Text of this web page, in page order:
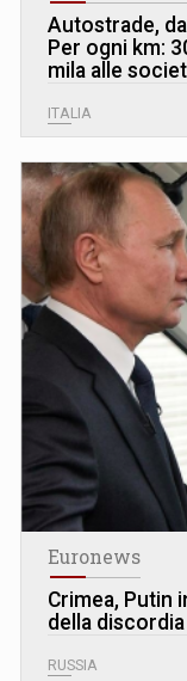
Autostrade,
Per ogni km:
mila alle
ITALIA
Euronews
Crimea, Putin
della discordia
RUSSIA